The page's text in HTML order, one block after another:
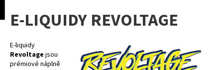
PřejítE-LIQUIDY REVOLTAGE
E-liquidy
Revoltage jsou
prémiové náplně
o Zpět
Zpět
C